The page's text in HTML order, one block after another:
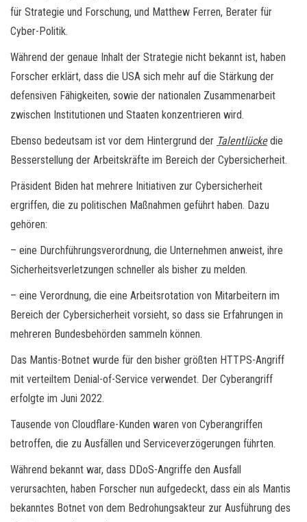
für Strategie und Forschung, und Matthew Ferren, Berater für
Cyber-Politik.
Während der genaue Inhalt der Strategie nicht bekannt ist, haben
Forscher erklärt, dass die USA sich mehr auf die Stärkung der
defensiven Fähigkeiten, sowie der nationalen Zusammenarbeit
zwischen Institutionen und Staaten konzentrieren wird.
Ebenso bedeutsam ist vor dem Hintergrund der Talentlückedie
Besserstellung der Arbeitskräfte im Bereich der Cybersicherheit.
Präsident Biden hat mehrere Initiativen zur Cybersicherheit
ergriffen, die zu politischen Maßnahmen geführt haben. Dazu
gehören:
– eine Durchführungsverordnung, die Unternehmen anweist, ihre
Sicherheitsverletzungen schneller als bisher zu melden.
– eine Verordnung, die eine Arbeitsrotation von Mitarbeitern im
Bereich der Cybersicherheit vorsieht, so dass sie Erfahrungen in
mehreren Bundesbehörden sammeln können.
Das Mantis-Botnet wurde für den bisher größten HTTPS-Angriff
mit verteiltem Denial-of-Service verwendet. Der Cyberangriff
erfolgte im Juni 2022.
Tausende von Cloudflare-Kunden waren von Cyberangriffen
betroffen, die zu Ausfällen und Serviceverzögerungen führten.
Während bekannt war, dass DDoS-Angriffe den Ausfall
verursachten, haben Forscher nun aufgedeckt, dass ein als Mantis
bekanntes Botnet von dem Bedrohungsakteur zur Ausführung des